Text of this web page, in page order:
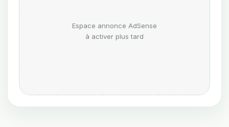
Espace annonce AdSense
à activer plus tard